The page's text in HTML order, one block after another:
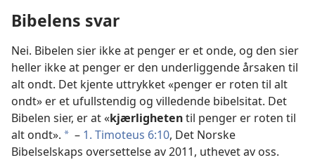
Bibelens svar
Nei. Bibelen sier ikke at penger er et onde, og den sier
heller ikke at penger er den underliggende årsaken til
alt ondt. Det kjente uttrykket «penger er roten til alt
ondt» er et ufullstendig og villedende bibelsitat. Det
Bibelen sier, er at «kjærlighetentil penger er roten til
alt ondt». a – 1. Timoteus 6:10, Det Norske
Bibelselskaps oversettelse av 2011, uthevet av oss.